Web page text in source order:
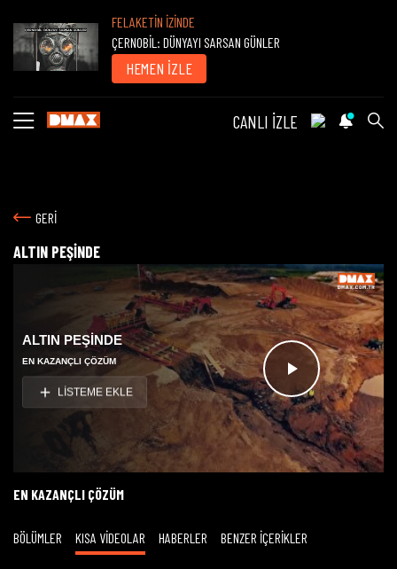
FELAKETİN İZİNDE
ÇERNOBİL: DÜNYAYI SARSAN GÜNLER
HEMEN İZLE
CANLI İZLE
GERİ
ALTIN PEŞİNDE
Videoyu
Oynat
ALTIN PEŞİNDE
EN KAZANÇLI ÇÖZÜM
LİSTEME EKLE
EN KAZANÇLI ÇÖZÜM
BÖLÜMLER KISA VİDEOLAR HABERLER BENZER İÇERİKLER